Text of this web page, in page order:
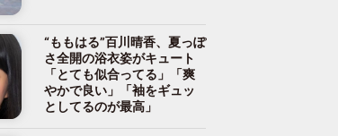
“ももはる”百川晴香、夏っぽ
さ全開の浴衣姿がキュート
「とても似合ってる」「爽
やかで良い」「袖をギュッ
としてるのが最高」